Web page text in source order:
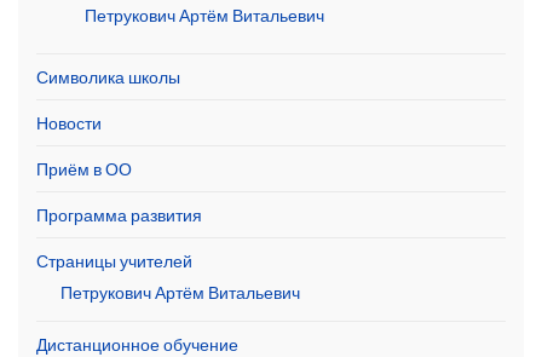
Петрукович Артём Витальевич
Символика школы
Новости
Приём в ОО
Программа развития
Страницы учителей
Петрукович Артём Витальевич
Дистанционное обучение